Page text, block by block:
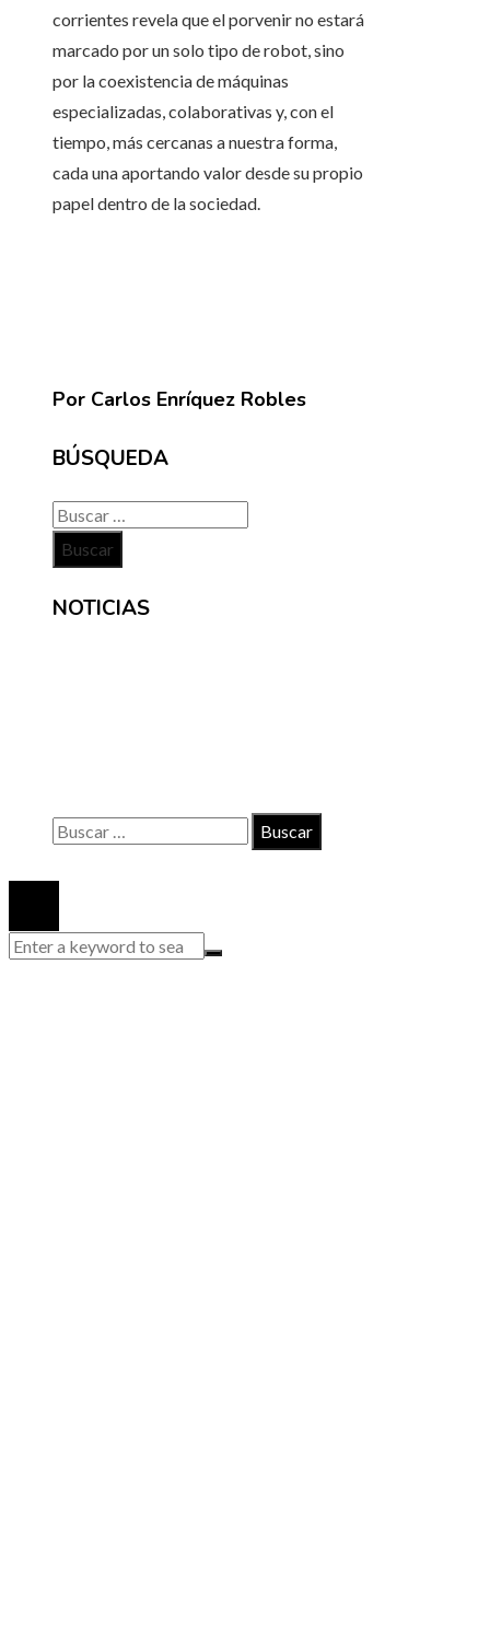
corrientes revela que el porvenir no estará
marcado por un solo tipo de robot, sino
por la coexistencia de máquinas
especializadas, colaborativas y, con el
tiempo, más cercanas a nuestra forma,
cada una aportando valor desde su propio
papel dentro de la sociedad.
Por Carlos Enríquez Robles
BÚSQUEDA
Buscar:
NOTICIAS
Buscar: